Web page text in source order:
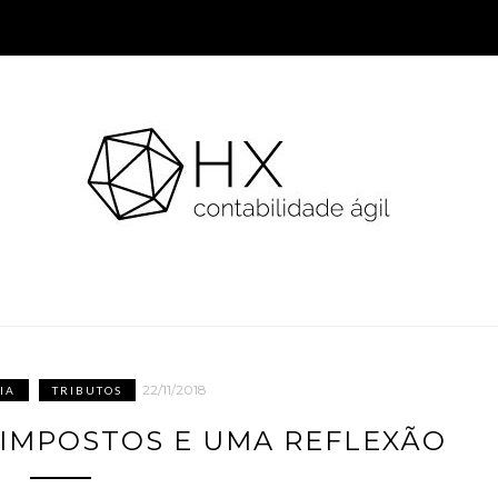
TRIBUTOS 22/11/2018
E UMA REFLEXÃO